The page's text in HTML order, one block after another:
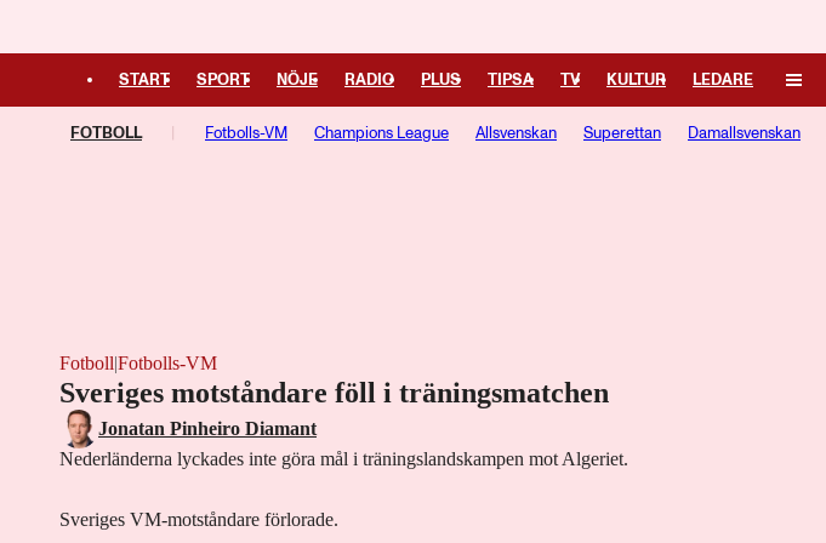
START SPORT NÖJE RADIO PLUS TIPSA TV KULTUR LEDARE
FOTBOLL Fotbolls-VM Champions League Allsvenskan Superettan Damallsvenskan
Fotboll|Fotbolls-VM
Sveriges motståndare föll i träningsmatchen
Jonatan Pinheiro Diamant
Nederländerna lyckades inte göra mål i träningslandskampen mot Algeriet.
Sveriges VM-motståndare förlorade.